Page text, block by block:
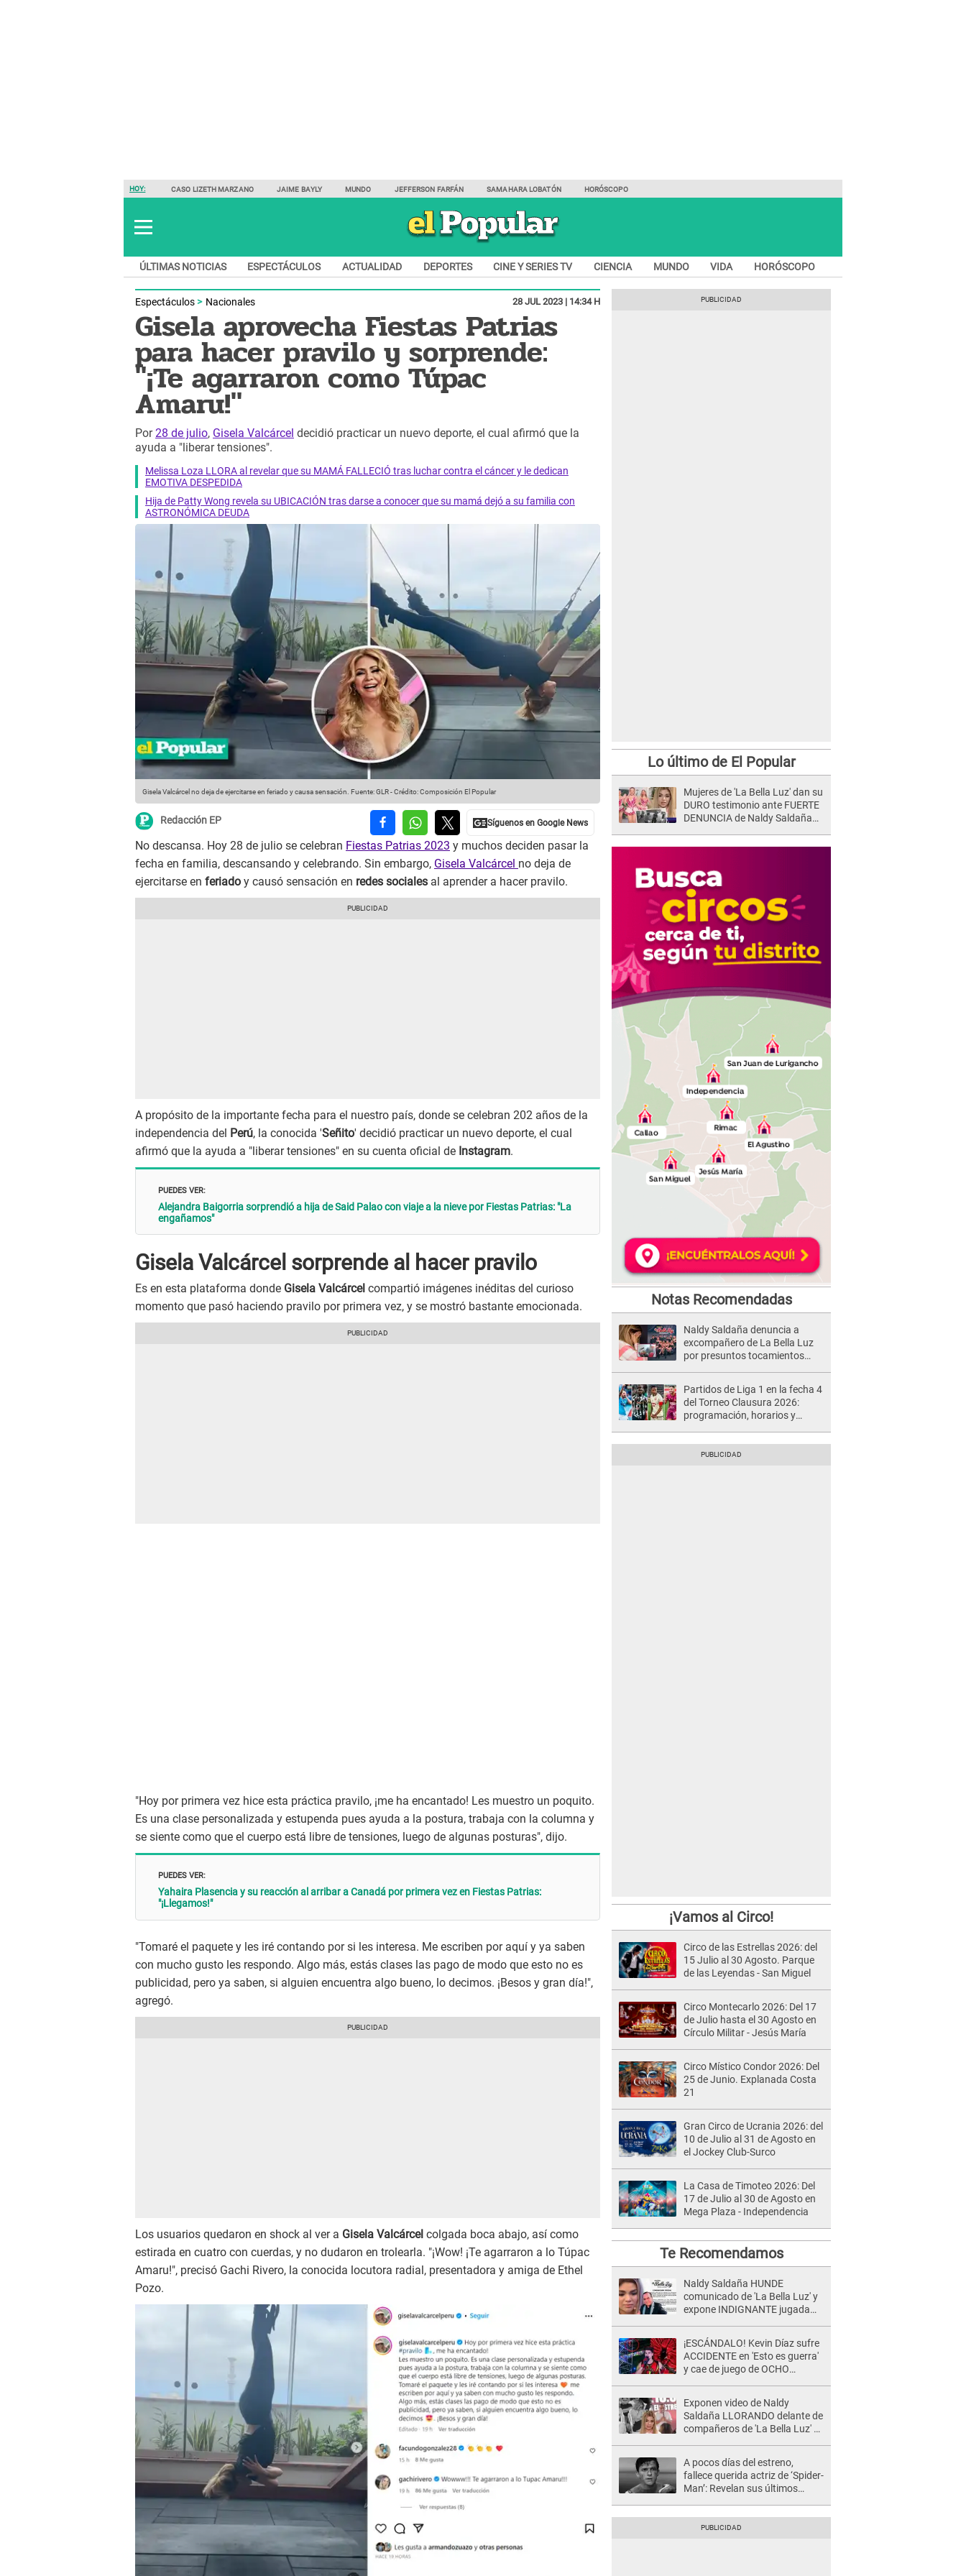
HOY: CASO LIZETH MARZANO JAIME BAYLY MUNDO JEFFERSON FARFÁN SAMAHARA LOBATÓN HORÓSCOPO
ÚLTIMAS NOTICIAS ESPECTÁCULOS ACTUALIDAD DEPORTES CINE Y SERIES TV CIENCIA MUNDO VIDA HORÓSCOPO
Espectáculos Nacionales 28 JUL 2023 | 14:34 H
Gisela aprovecha Fiestas Patrias
para hacer pravilo y sorprende:
"¡Te agarraron como Túpac
Amaru!"
Por28 de julio, Gisela Valcárcel decidió practicar un nuevo deporte, el cual afirmó que la
ayuda a "liberar tensiones".
Melissa Loza LLORA al revelar que su MAMÁ FALLECIÓ tras luchar contra el cáncer y le dedican
EMOTIVA DESPEDIDA
Hija de Patty Wong revela su UBICACIÓN tras darse a conocer que su mamá dejó a su familia con
ASTRONÓMICA DEUDA
Gisela Valcárcel no deja de ejercitarse en feriado y causa sensación. Fuente: GLR-Crédito: Composición El Popular
Redacción EP
No descansa. Hoy 28 de julio se celebran Fiestas Patrias 2023 y muchos deciden pasar la
fecha en familia, descansando y celebrando. Sin embargo, Gisela Valcárcel no deja de
ejercitarse en feriado y causó sensación en redes sociales al aprender a hacer pravilo.
A propósito de la importante fecha para el nuestro país, donde se celebran 202 años de la
independencia del Perú, la conocida 'Señito' decidió practicar un nuevo deporte, el cual
afirmó que la ayuda a "liberar tensiones" en su cuenta oficial de Instagram.
PUEDES VER:
Alejandra Baigorria sorprendió a hija de Said Palao con viaje a la nieve por Fiestas Patrias: "La
engañamos"
Gisela Valcárcel sorprende al hacer pravilo
Es en esta plataforma donde Gisela Valcárcel compartió imágenes inéditas del curioso
momento que pasó haciendo pravilo por primera vez, y se mostró bastante emocionada.
"Hoy por primera vez hice esta práctica pravilo, ¡me ha encantado! Les muestro un poquito.
Es una clase personalizada y estupenda pues ayuda a la postura, trabaja con la columna y
se siente como que el cuerpo está libre de tensiones, luego de algunas posturas", dijo.
PUEDES VER:
Yahaira Plasencia y su reacción al arribar a Canadá por primera vez en Fiestas Patrias:
"¡Llegamos!"
"Tomaré el paquete y les iré contando por si les interesa. Me escriben por aquí y ya saben
con mucho gusto les respondo. Algo más, estás clases las pago de modo que esto no es
publicidad, pero ya saben, si alguien encuentra algo bueno, lo decimos. ¡Besos y gran día!",
agregó.
Los usuarios quedaron en shock al ver a Gisela Valcárcel colgada boca abajo, así como
estirada en cuatro con cuerdas, y no dudaron en trolearla. "¡Wow! ¡Te agarraron a lo Túpac
Amaru!", precisó Gachi Rivero, la conocida locutora radial, presentadora y amiga de Ethel
Pozo.
Lo último de El Popular
Mujeres de 'La Bella Luz' dan su
DURO testimonio ante FUERTE
DENUNCIA de Naldy Saldaña
Notas Recomendadas
Naldy Saldaña denuncia a
excompañero de La Bella Luz
por presuntos tocamientos
Partidos de Liga 1 en la fecha 4
del Torneo Clausura 2026:
programación, horarios y
¡Vamos al Circo!
Circo de las Estrellas 2026: del
15 Julio al 30 Agosto. Parque
de las Leyendas - San Miguel
Circo Montecarlo 2026: Del 17
de Julio hasta el 30 Agosto en
Círculo Militar - Jesús María
Circo Místico Condor 2026: Del
25 de Junio. Explanada Costa
21
Gran Circo de Ucrania 2026: del
10 de Julio al 31 de Agosto en
el Jockey Club-Surco
La Casa de Timoteo 2026: Del
17 de Julio al 30 de Agosto en
Mega Plaza - Independencia
Te Recomendamos
Naldy Saldaña HUNDE
comunicado de 'La Bella Luz' y
expone INDIGNANTE jugada
"Que he tenido algo..."
¡ESCÁNDALO! Kevin Díaz sufre
ACCIDENTE en 'Esto es guerra'
y cae de juego de OCHO
Exponen video de Naldy
Saldaña LLORANDO delante de
compañeros de 'La Bella Luz' y
A pocos días del estreno,
fallece querida actriz de ‘Spider-
Man’: Revelan sus últimos